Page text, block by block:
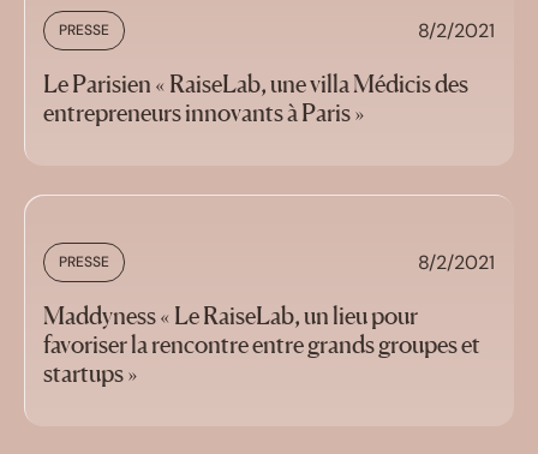
PRESSE 8/2/2021
Le Parisien « RaiseLab, une villa Médicis des
entrepreneurs innovants à Paris »
PRESSE 8/2/2021
Maddyness « Le RaiseLab, un lieu pour
favoriser la rencontre entre grands groupes et
startups »